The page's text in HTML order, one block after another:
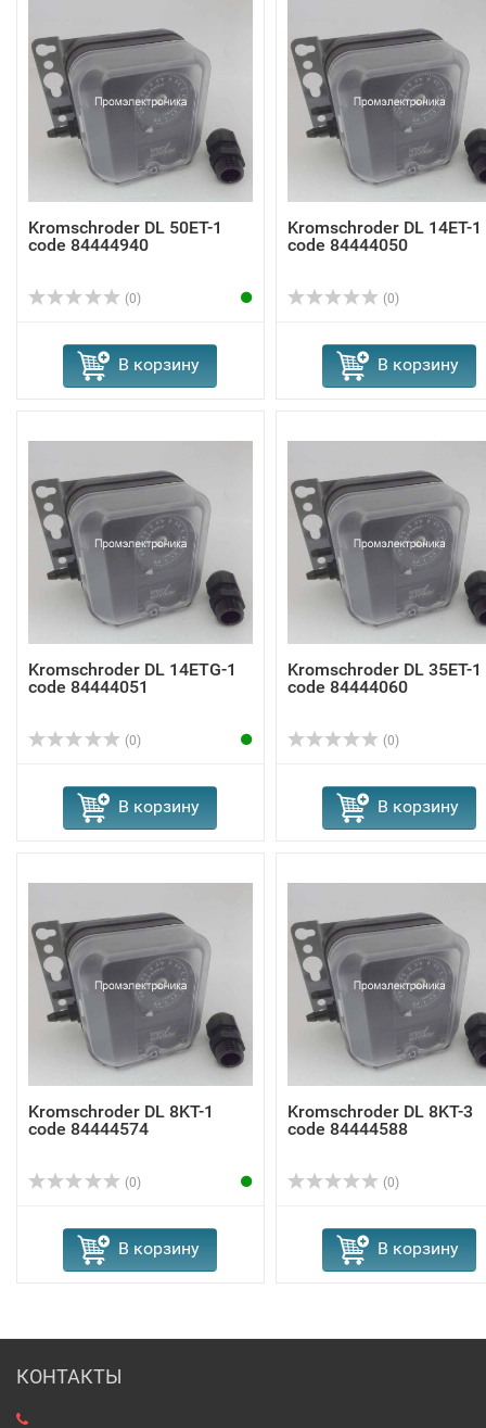
Kromschroder DL 50ET-1
code 84444940
(0)
В корзину
Kromschroder DL 14ET-1
code 84444050
(0)
В корзину
Kromschroder DL 14ETG-1
code 84444051
(0)
В корзину
Kromschroder DL 35ET-1
code 84444060
(0)
В корзину
Kromschroder DL 8KT-1
code 84444574
(0)
В корзину
Kromschroder DL 8KT-3
code 84444588
(0)
В корзину
КОНТАКТЫ